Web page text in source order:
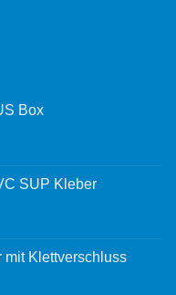
Box
SUP Kleber
mit Klettverschluss